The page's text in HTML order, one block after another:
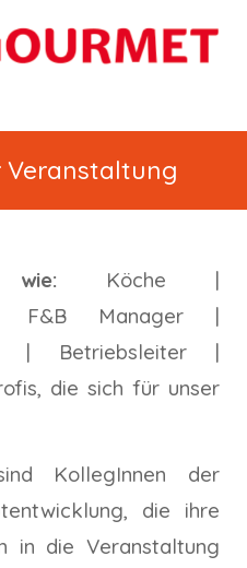
Veranstaltung
wie: Köche |
| F&B Manager |
| Betriebsleiter |
, die sich für unser
KollegInnen der
die ihre
in die Veranstaltung